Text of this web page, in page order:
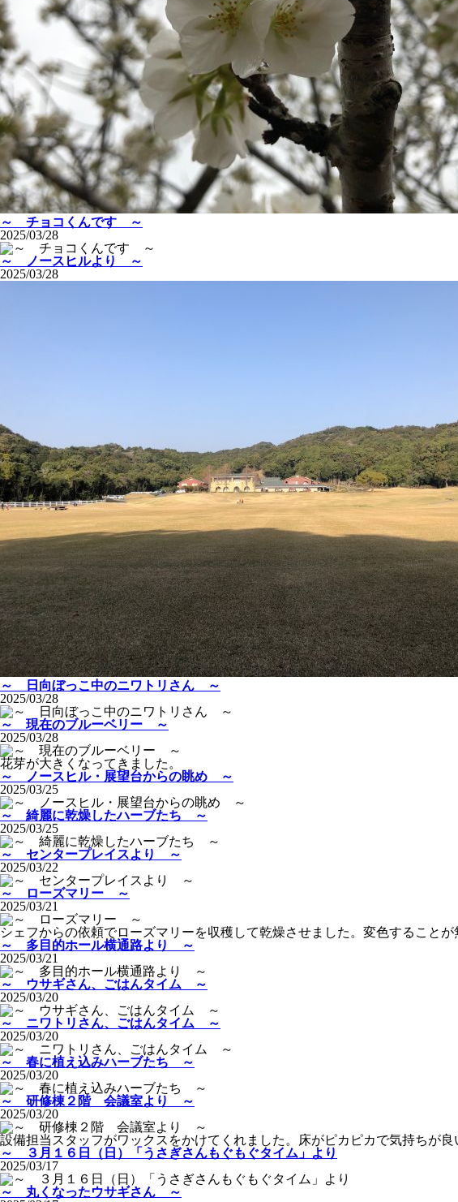
～ チョコくんです ～
2025/03/28
～ ノースヒルより ～
2025/03/28
～ 日向ぼっこ中のニワトリさん ～
2025/03/28
～ 現在のブルーベリー ～
2025/03/28
花芽が大きくなってきました。
～ ノースヒル・展望台からの眺め ～
2025/03/25
～ 綺麗に乾燥したハーブたち ～
2025/03/25
～ センタープレイスより ～
2025/03/22
～ ローズマリー ～
2025/03/21
シェフからの依頼でローズマリーを収穫して乾燥させました。変色することが
～ 多目的ホール横通路より ～
2025/03/21
～ ウサギさん、ごはんタイム ～
2025/03/20
～ ニワトリさん、ごはんタイム ～
2025/03/20
～ 春に植え込みハーブたち ～
2025/03/20
～ 研修棟２階 会議室より ～
2025/03/20
設備担当スタッフがワックスをかけてくれました。床がピカピカで気持ちが
～ ３月１６日（日）「うさぎさんもぐもぐタイム」より
2025/03/17
～ 丸くなったウサギさん ～